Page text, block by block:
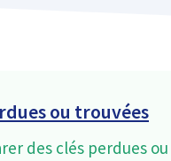
ou trouvées
des clés perdues